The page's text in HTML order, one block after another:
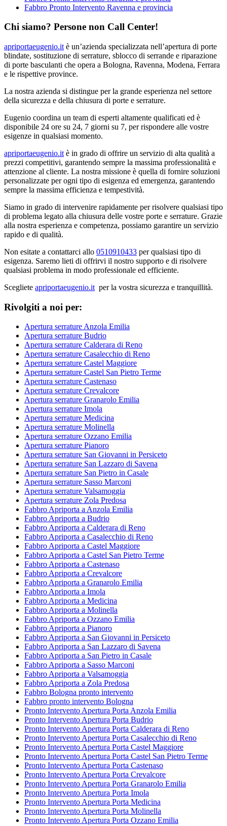
Fabbro Pronto Intervento Ravenna e provincia
Chi siamo? Persone non Call Center!
apriportaeugenio.it è un’azienda specializzata nell’apertura di porte
blindate, sostituzione di serrature, sblocco di serrande e riparazione
di porte basculanti che opera a Bologna, Ravenna, Modena, Ferrara
e le rispettive province.
La nostra azienda si distingue per la grande esperienza nel settore
della sicurezza e della chiusura di porte e serrature.
Eugenio coordina un team di esperti altamente qualificati ed è
disponibile 24 ore su 24, 7 giorni su 7, per rispondere alle vostre
esigenze in qualsiasi momento.
apriportaeugenio.it è in grado di offrire un servizio di alta qualità a
prezzi competitivi, garantendo sempre la massima professionalità e
attenzione al cliente. La nostra missione è quella di fornire soluzioni
personalizzate per ogni tipo di esigenza ed emergenza, garantendo
sempre la massima efficienza e tempestività.
Siamo in grado di intervenire rapidamente per risolvere qualsiasi tipo
di problema legato alla chiusura delle vostre porte e serrature. Grazie
alla nostra esperienza e competenza, possiamo garantire un servizio
rapido e di qualità.
Non esitate a contattarci allo 0510910433 per qualsiasi tipo di
esigenza. Saremo lieti di offrirvi il nostro supporto e di risolvere
qualsiasi problema in modo professionale ed efficiente.
Scegliete apriportaeugenio.it per la vostra sicurezza e tranquillità.
Rivolgiti a noi per:
Apertura serrature Anzola Emilia
Apertura serrature Budrio
Apertura serrature Calderara di Reno
Apertura serrature Casalecchio di Reno
Apertura serrature Castel Maggiore
Apertura serrature Castel San Pietro Terme
Apertura serrature Castenaso
Apertura serrature Crevalcore
Apertura serrature Granarolo Emilia
Apertura serrature Imola
Apertura serrature Medicina
Apertura serrature Molinella
Apertura serrature Ozzano Emilia
Apertura serrature Pianoro
Apertura serrature San Giovanni in Persiceto
Apertura serrature San Lazzaro di Savena
Apertura serrature San Pietro in Casale
Apertura serrature Sasso Marconi
Apertura serrature Valsamoggia
Apertura serrature Zola Predosa
Fabbro Apriporta a Anzola Emilia
Fabbro Apriporta a Budrio
Fabbro Apriporta a Calderara di Reno
Fabbro Apriporta a Casalecchio di Reno
Fabbro Apriporta a Castel Maggiore
Fabbro Apriporta a Castel San Pietro Terme
Fabbro Apriporta a Castenaso
Fabbro Apriporta a Crevalcore
Fabbro Apriporta a Granarolo Emilia
Fabbro Apriporta a Imola
Fabbro Apriporta a Medicina
Fabbro Apriporta a Molinella
Fabbro Apriporta a Ozzano Emilia
Fabbro Apriporta a Pianoro
Fabbro Apriporta a San Giovanni in Persiceto
Fabbro Apriporta a San Lazzaro di Savena
Fabbro Apriporta a San Pietro in Casale
Fabbro Apriporta a Sasso Marconi
Fabbro Apriporta a Valsamoggia
Fabbro Apriporta a Zola Predosa
Fabbro Bologna pronto intervento
Fabbro pronto intervento Bologna
Pronto Intervento Apertura Porta Anzola Emilia
Pronto Intervento Apertura Porta Budrio
Pronto Intervento Apertura Porta Calderara di Reno
Pronto Intervento Apertura Porta Casalecchio di Reno
Pronto Intervento Apertura Porta Castel Maggiore
Pronto Intervento Apertura Porta Castel San Pietro Terme
Pronto Intervento Apertura Porta Castenaso
Pronto Intervento Apertura Porta Crevalcore
Pronto Intervento Apertura Porta Granarolo Emilia
Pronto Intervento Apertura Porta Imola
Pronto Intervento Apertura Porta Medicina
Pronto Intervento Apertura Porta Molinella
Pronto Intervento Apertura Porta Ozzano Emilia